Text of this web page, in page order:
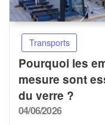
Transports
Pourquoi les
mesure sont
du verre ?
Posted
04/06/2026